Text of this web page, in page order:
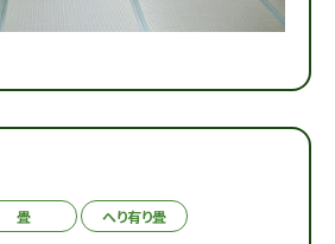
畳
へり有り畳